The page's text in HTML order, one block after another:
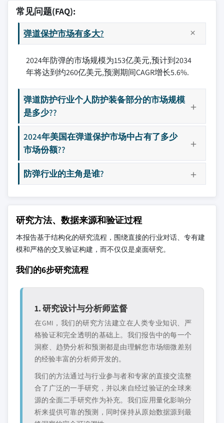
常见问题(FAQ):
弹道保护市场有多大?
2024年防弹的市场规模为153亿美元,预计到2034
年将达到约260亿美元,预测期间CAGR增长5.6%.
弹道防护行业个人防护装备部分的市场规模
是多少??
2024年美国在弹道保护市场中占有了多少
市场份额??
防弹行业的主角是谁?
研究方法、数据来源和验证过程
本报告基于结构化的研究流程，围绕直接的行业对话、专有建
模和严格的交叉验证构建，而不仅仅是桌面研究。
我们的6步研究流程
1. 研究设计与分析师监督
在GMI，我们的研究方法建立在人类专业知识、严
格验证和完全透明的基础上。我们报告中的每一个
洞察、趋势分析和预测都是由理解您市场细微差别
的经验丰富的分析师开发的。
我们的方法通过与行业参与者和专家的直接交流整
合了广泛的一手研究，并以来自经过验证的全球来
源的全面二手研究作为补充。我们应用量化影响分
析来提供可靠的预测，同时保持从原始数据源到最